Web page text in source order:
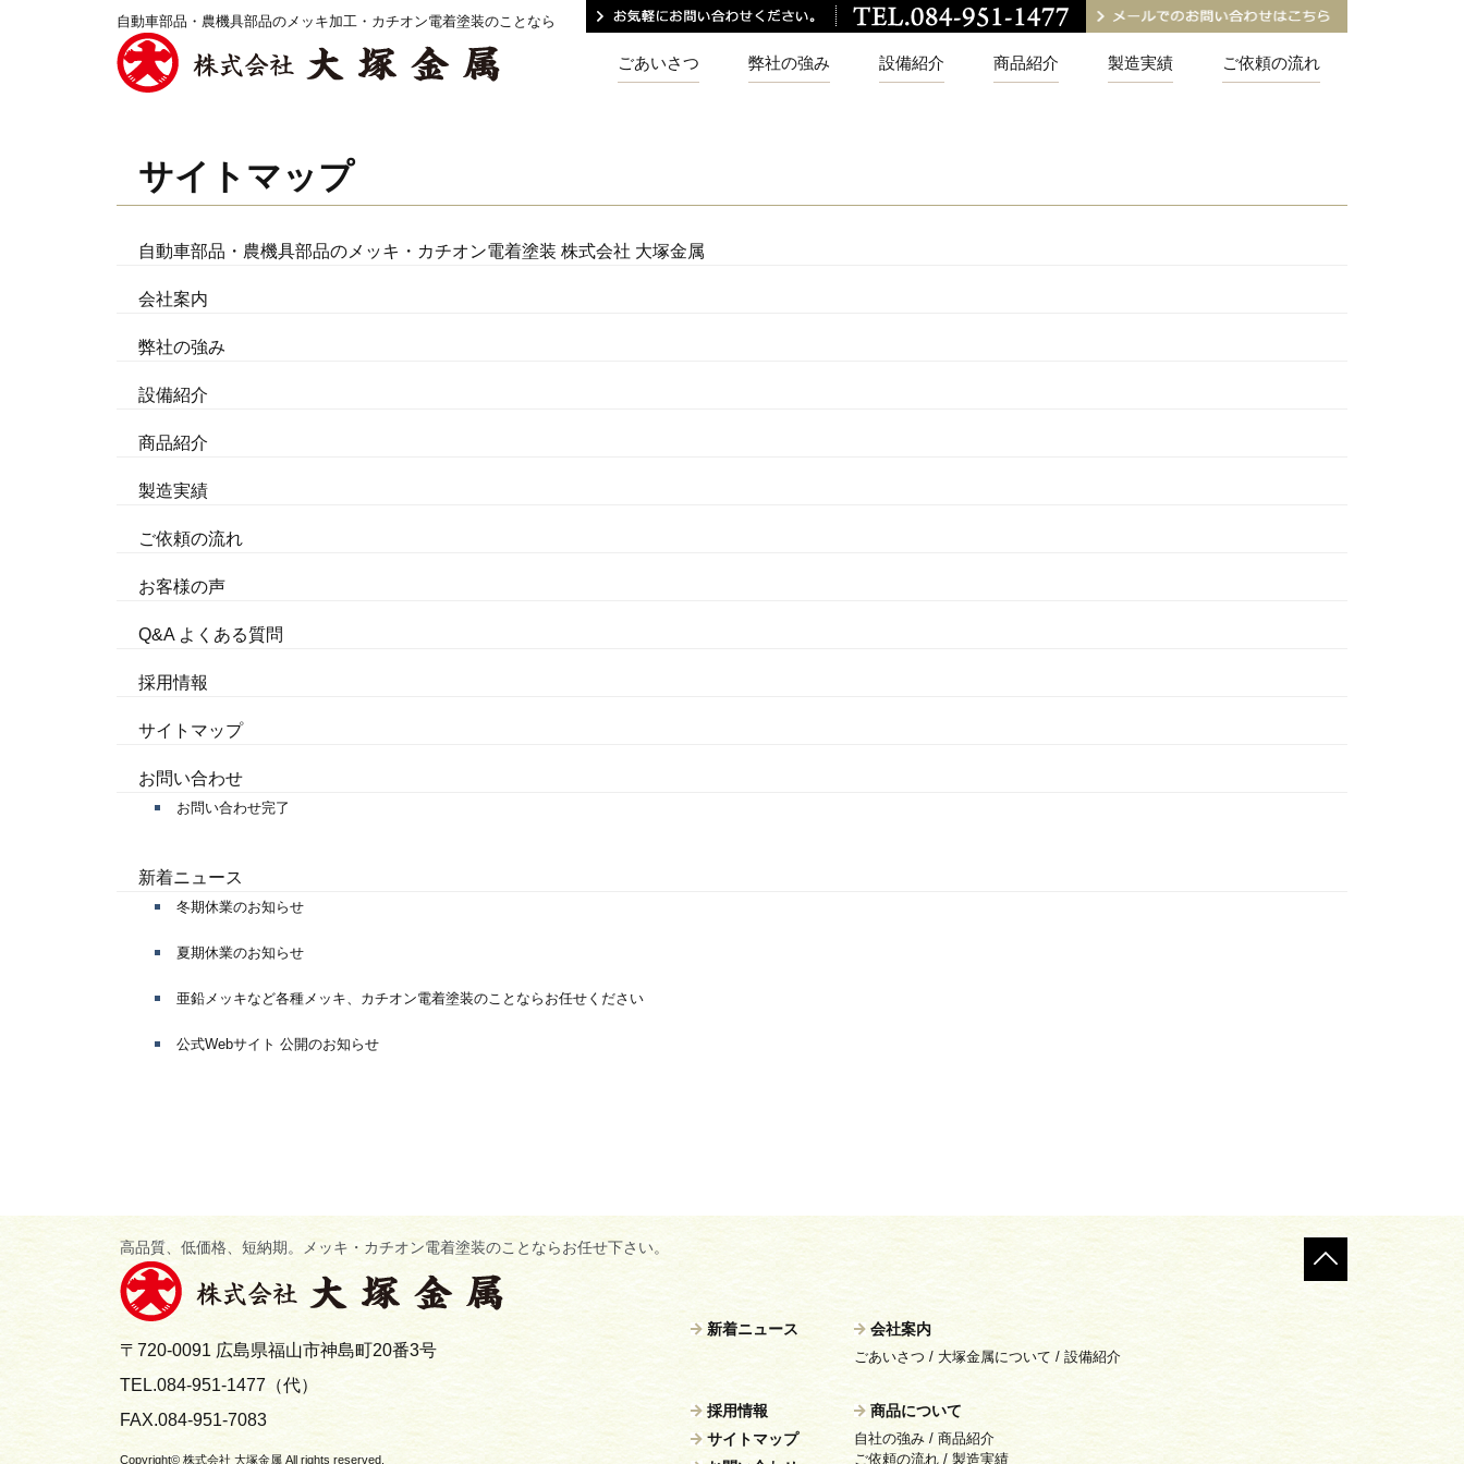
自動車部品・農機具部品のメッキ加工・カチオン電着塗装のことなら
ごあいさつ 弊社の強み 設備紹介 商品紹介 製造実績 ご依頼の流れ
サイトマップ
自動車部品・農機具部品のメッキ・カチオン電着塗装 株式会社 大塚金属
会社案内
弊社の強み
設備紹介
商品紹介
製造実績
ご依頼の流れ
お客様の声
Q&A よくある質問
採用情報
サイトマップ
お問い合わせ
お問い合わせ完了
新着ニュース
冬期休業のお知らせ
夏期休業のお知らせ
亜鉛メッキなど各種メッキ、カチオン電着塗装のことならお任せください
公式Webサイト 公開のお知らせ
高品質、低価格、短納期。メッキ・カチオン電着塗装のことならお任せ下さい。
〒720-0091 広島県福山市神島町20番3号
TEL.084-951-1477（代）
FAX.084-951-7083
Copyright© 株式会社 大塚金属 All rights reserved.
新着ニュース 会社案内
ごあいさつ / 大塚金属について / 設備紹介
採用情報
サイトマップ
商品について
自社の強み / 商品紹介
ご依頼の流れ / 製造実績